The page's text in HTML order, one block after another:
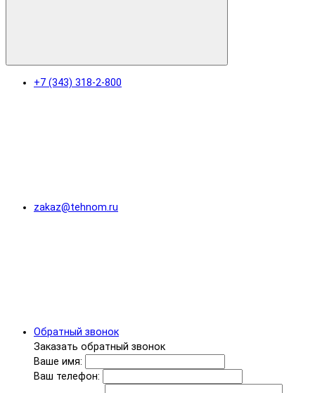
+7 (343) 318-2-800
zakaz@tehnom.ru
Обратный звонок
Заказать обратный звонок
Ваше имя:
Ваш телефон: